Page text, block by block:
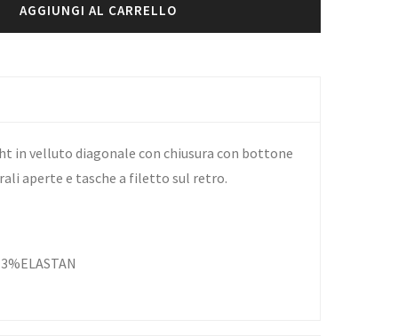
AGGIUNGI AL CARRELLO
in velluto diagonale con chiusura con bottone
aperte e tasche a filetto sul retro.